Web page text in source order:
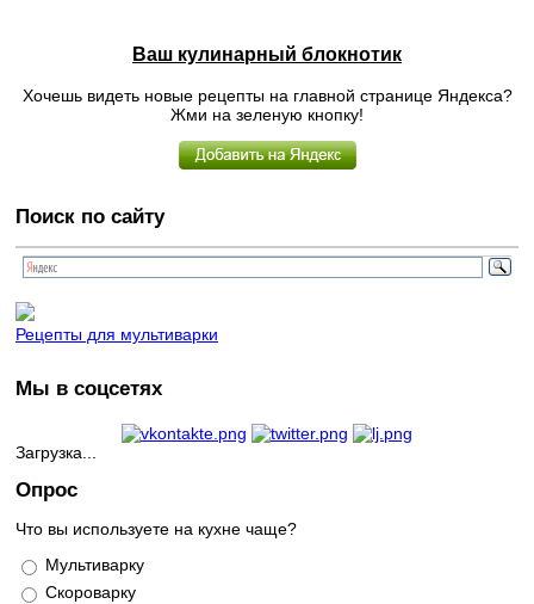
Ваш кулинарный блокнотик
Хочешь видеть новые рецепты на главной странице Яндекса?
Жми на зеленую кнопку!
Поиск по сайту
Рецепты для мультиварки
Мы в соцсетях
Загрузка...
Опрос
Что вы используете на кухне чаще?
Варианты
Мультиварку
Скороварку